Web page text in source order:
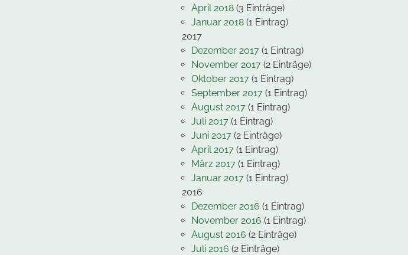
April 2018 (3 Einträge)
Januar 2018 (1 Eintrag)
2017
Dezember 2017 (1 Eintrag)
November 2017 (2 Einträge)
Oktober 2017 (1 Eintrag)
September 2017 (1 Eintrag)
August 2017 (1 Eintrag)
Juli 2017 (1 Eintrag)
Juni 2017 (2 Einträge)
April 2017 (1 Eintrag)
März 2017 (1 Eintrag)
Januar 2017 (1 Eintrag)
2016
Dezember 2016 (1 Eintrag)
November 2016 (1 Eintrag)
August 2016 (2 Einträge)
Juli 2016 (2 Einträge)